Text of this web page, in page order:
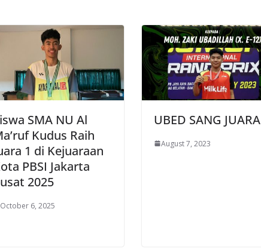
SMA NU Al
Kudus Raih
1 di Kejuaraan
PBSI Jakarta
2025
October 6, 2025
UBED SANG JUARA
August 7, 2023